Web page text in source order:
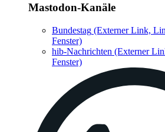
Mastodon-Kanäle
Bundestag (Externer Link,
Fenster)
hib-Nachrichten (Externer
Fenster)